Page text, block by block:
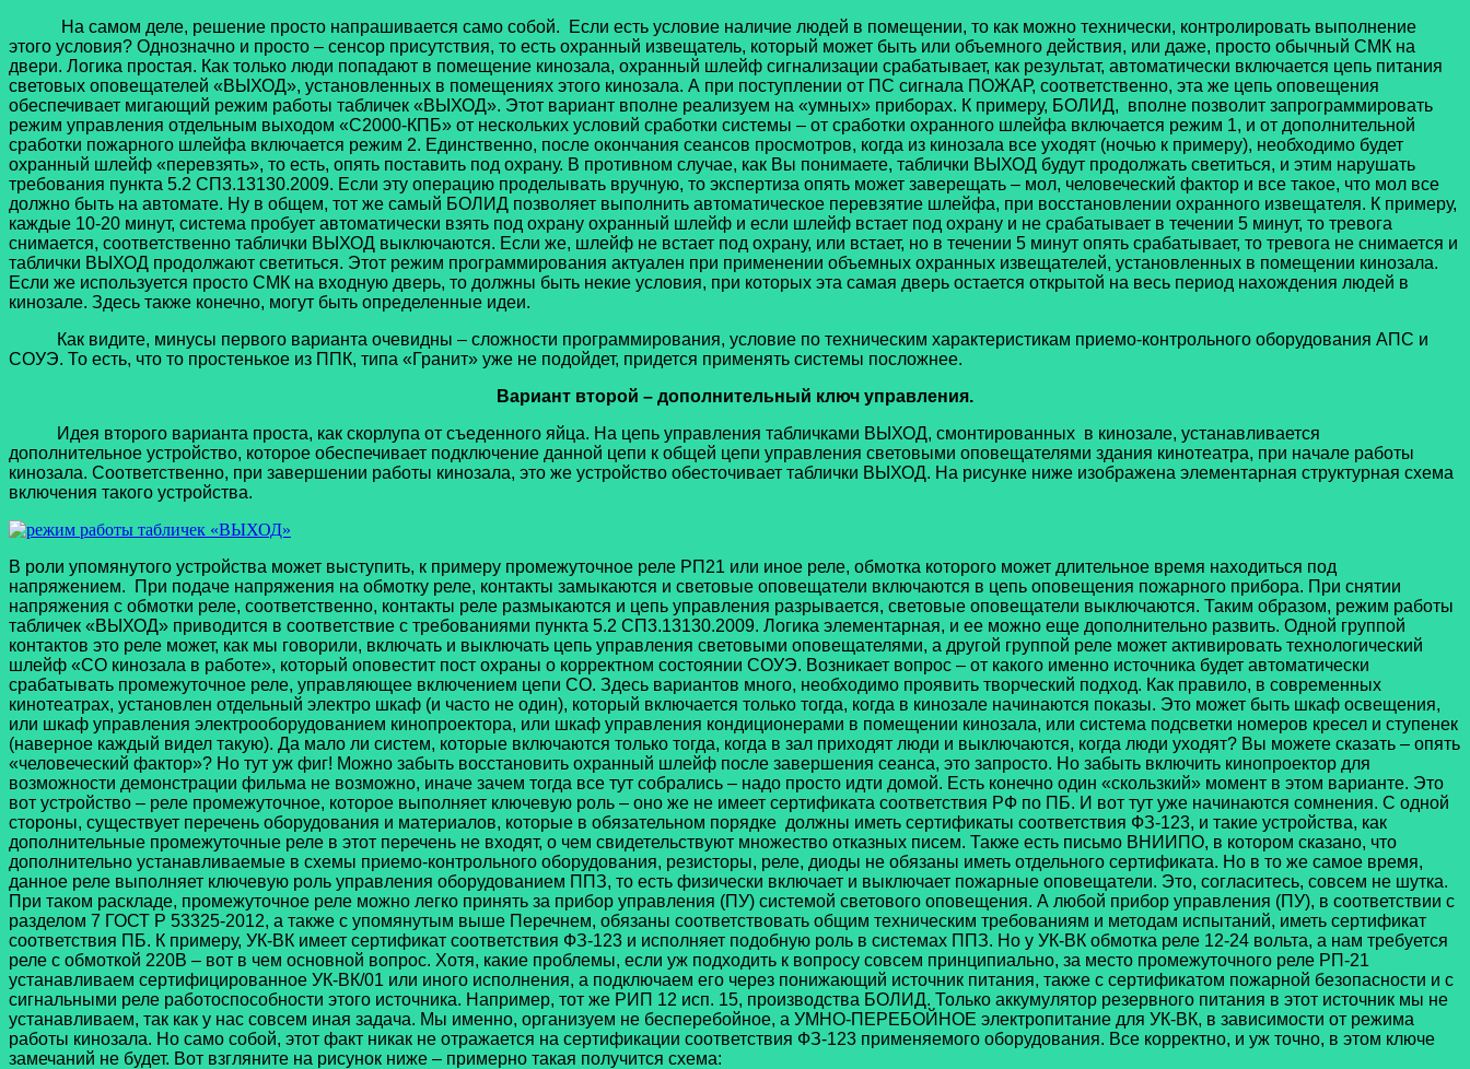
На самом деле, решение просто напрашивается само собой. Если есть условие наличие людей в помещении, то как можно технически, контролировать выполнение
этого условия? Однозначно и просто – сенсор присутствия, то есть охранный извещатель, который может быть или объемного действия, или даже, просто обычный СМК на
двери. Логика простая. Как только люди попадают в помещение кинозала, охранный шлейф сигнализации срабатывает, как результат, автоматически включается цепь питания
световых оповещателей «ВЫХОД», установленных в помещениях этого кинозала. А при поступлении от ПС сигнала ПОЖАР, соответственно, эта же цепь оповещения
обеспечивает мигающий режим работы табличек «ВЫХОД». Этот вариант вполне реализуем на «умных» приборах. К примеру, БОЛИД, вполне позволит запрограммировать
режим управления отдельным выходом «С2000-КПБ» от нескольких условий сработки системы – от сработки охранного шлейфа включается режим 1, и от дополнительной
сработки пожарного шлейфа включается режим 2. Единственно, после окончания сеансов просмотров, когда из кинозала все уходят (ночью к примеру), необходимо будет
охранный шлейф «перевзять», то есть, опять поставить под охрану. В противном случае, как Вы понимаете, таблички ВЫХОД будут продолжать светиться, и этим нарушать
требования пункта 5.2 СП3.13130.2009. Если эту операцию проделывать вручную, то экспертиза опять может заверещать – мол, человеческий фактор и все такое, что мол все
должно быть на автомате. Ну в общем, тот же самый БОЛИД позволяет выполнить автоматическое перевзятие шлейфа, при восстановлении охранного извещателя. К примеру,
каждые 10-20 минут, система пробует автоматически взять под охрану охранный шлейф и если шлейф встает под охрану и не срабатывает в течении 5 минут, то тревога
снимается, соответственно таблички ВЫХОД выключаются. Если же, шлейф не встает под охрану, или встает, но в течении 5 минут опять срабатывает, то тревога не снимается и
таблички ВЫХОД продолжают светиться. Этот режим программирования актуален при применении объемных охранных извещателей, установленных в помещении кинозала.
Если же используется просто СМК на входную дверь, то должны быть некие условия, при которых эта самая дверь остается открытой на весь период нахождения людей в
кинозале. Здесь также конечно, могут быть определенные идеи.
Как видите, минусы первого варианта очевидны – сложности программирования, условие по техническим характеристикам приемо-контрольного оборудования АПС и
СОУЭ. То есть, что то простенькое из ППК, типа «Гранит» уже не подойдет, придется применять системы посложнее.
Вариант второй – дополнительный ключ управления.
Идея второго варианта проста, как скорлупа от съеденного яйца. На цепь управления табличками ВЫХОД, смонтированных в кинозале, устанавливается
дополнительное устройство, которое обеспечивает подключение данной цепи к общей цепи управления световыми оповещателями здания кинотеатра, при начале работы
кинозала. Соответственно, при завершении работы кинозала, это же устройство обесточивает таблички ВЫХОД. На рисунке ниже изображена элементарная структурная схема
включения такого устройства.
В роли упомянутого устройства может выступить, к примеру промежуточное реле РП21 или иное реле, обмотка которого может длительное время находиться под
напряжением. При подаче напряжения на обмотку реле, контакты замыкаются и световые оповещатели включаются в цепь оповещения пожарного прибора. При снятии
напряжения с обмотки реле, соответственно, контакты реле размыкаются и цепь управления разрывается, световые оповещатели выключаются. Таким образом, режим работы
табличек «ВЫХОД» приводится в соответствие с требованиями пункта 5.2 СП3.13130.2009. Логика элементарная, и ее можно еще дополнительно развить. Одной группой
контактов это реле может, как мы говорили, включать и выключать цепь управления световыми оповещателями, а другой группой реле может активировать технологический
шлейф «СО кинозала в работе», который оповестит пост охраны о корректном состоянии СОУЭ. Возникает вопрос – от какого именно источника будет автоматически
срабатывать промежуточное реле, управляющее включением цепи СО. Здесь вариантов много, необходимо проявить творческий подход. Как правило, в современных
кинотеатрах, установлен отдельный электро шкаф (и часто не один), который включается только тогда, когда в кинозале начинаются показы. Это может быть шкаф освещения,
или шкаф управления электрооборудованием кинопроектора, или шкаф управления кондиционерами в помещении кинозала, или система подсветки номеров кресел и ступенек
(наверное каждый видел такую). Да мало ли систем, которые включаются только тогда, когда в зал приходят люди и выключаются, когда люди уходят? Вы можете сказать – опять
«человеческий фактор»? Но тут уж фиг! Можно забыть восстановить охранный шлейф после завершения сеанса, это запросто. Но забыть включить кинопроектор для
возможности демонстрации фильма не возможно, иначе зачем тогда все тут собрались – надо просто идти домой. Есть конечно один «скользкий» момент в этом варианте. Это
вот устройство – реле промежуточное, которое выполняет ключевую роль – оно же не имеет сертификата соответствия РФ по ПБ. И вот тут уже начинаются сомнения. С одной
стороны, существует перечень оборудования и материалов, которые в обязательном порядке должны иметь сертификаты соответствия ФЗ-123, и такие устройства, как
дополнительные промежуточные реле в этот перечень не входят, о чем свидетельствуют множество отказных писем. Также есть письмо ВНИИПО, в котором сказано, что
дополнительно устанавливаемые в схемы приемо-контрольного оборудования, резисторы, реле, диоды не обязаны иметь отдельного сертификата. Но в то же самое время,
данное реле выполняет ключевую роль управления оборудованием ППЗ, то есть физически включает и выключает пожарные оповещатели. Это, согласитесь, совсем не шутка.
При таком раскладе, промежуточное реле можно легко принять за прибор управления (ПУ) системой светового оповещения. А любой прибор управления (ПУ), в соответствии с
разделом 7 ГОСТ Р 53325-2012, а также с упомянутым выше Перечнем, обязаны соответствовать общим техническим требованиям и методам испытаний, иметь сертификат
соответствия ПБ. К примеру, УК-ВК имеет сертификат соответствия ФЗ-123 и исполняет подобную роль в системах ППЗ. Но у УК-ВК обмотка реле 12-24 вольта, а нам требуется
реле с обмоткой 220В – вот в чем основной вопрос. Хотя, какие проблемы, если уж подходить к вопросу совсем принципиально, за место промежуточного реле РП-21
устанавливаем сертифицированное УК-ВК/01 или иного исполнения, а подключаем его через понижающий источник питания, также с сертификатом пожарной безопасности и с
сигнальными реле работоспособности этого источника. Например, тот же РИП 12 исп. 15, производства БОЛИД. Только аккумулятор резервного питания в этот источник мы не
устанавливаем, так как у нас совсем иная задача. Мы именно, организуем не бесперебойное, а УМНО-ПЕРЕБОЙНОЕ электропитание для УК-ВК, в зависимости от режима
работы кинозала. Но само собой, этот факт никак не отражается на сертификации соответствия ФЗ-123 применяемого оборудования. Все корректно, и уж точно, в этом ключе
замечаний не будет. Вот взгляните на рисунок ниже – примерно такая получится схема: